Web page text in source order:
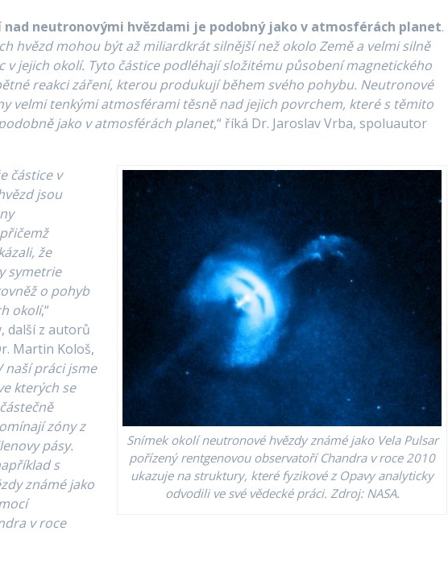
neutronovými hvězdami je podobný jako v atmosférách planet.
hvězd mohou být až miliardkrát silnější než okolo Země a velmi silně
v jejich okolí. Tyto částice podléhají složitému působení magnetického
reakci záření, kterou produkují během svého pohybu. Neutronové
velmi tenkými atmosférami těsně nad jejich povrchem, které s těmito
jako v atmosférách planet,“ říká Dr. Jaroslav Vrba, spoluautor
Snímek okolí neutronové hvězdy známé jako Vela Pulsar
pořízený rentgenovou observatoří Chandra v roce 2010
ukazuje na struktury, které fyzikové z Opavy analyticky
odvodili ve své vědecké práci. Zdroj: NASA.
částice v
jsou
že
symetrie
o pohyb
okolí,“
další z autorů
Martin Kološ,
naší práci jsme
kterých se
zóny z
pásy.
s
známé jako
v roce